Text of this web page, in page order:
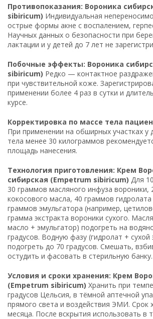
Противопоказания: Вороника
sibiricum) Индивидуальная
острые формы акне с воспалением,
Научных данных о безопасности при
лактации и у детей до 7 лет не
Побочные эффекты: Вороника
sibiricum) Редко — контактное
при чувствительной коже.
применении более 4 раз в сутки и
курсе.
Корректировка по массе тела
При применении на обширных участках у
тела менее 30 килограммов
площадь нанесения.
Технология приготовления: Крем
сибирская (Empetrum sibiricum) Для
30 граммов масляного инфуза вороники,
кокосового масла, 40 граммов
граммов эмульгатора (например,
грамма экстракта вороники сухого.
масло + эмульгатор) подогреть на
градусов. Водную фазу (гидролат + сухой
подогреть до 70 градусов. Смешать,
остудить и фасовать в стерильную банку.
Условия и сроки хранения: Крем
(Empetrum sibiricum) Хранить при
градусов Цельсия, в тёмной аптечной
прямого света и воздействия ЭМИ. Срок
месяца. После вскрытия использовать в